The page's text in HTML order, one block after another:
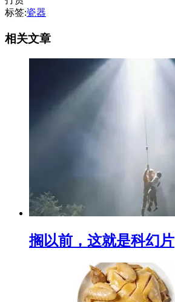
标签:瓷器
相关文章
搁以前，这就是科幻片